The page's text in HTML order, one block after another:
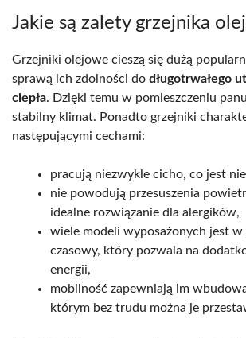
Jakie są zalety grzejnika
Grzejniki olejowe cieszą się dużą
sprawą ich zdolności do długotrwałego
ciepła. Dzięki temu w pomieszczeniu
stabilny klimat. Ponadto grzejniki
następującymi cechami:
pracują niezwykle cicho, co jest
nie powodują przesuszenia
idealne rozwiązanie dla alergików,
wiele modeli wyposażonych jest
czasowy, który pozwala na
energii,
mobilność zapewniają im
którym bez trudu można je